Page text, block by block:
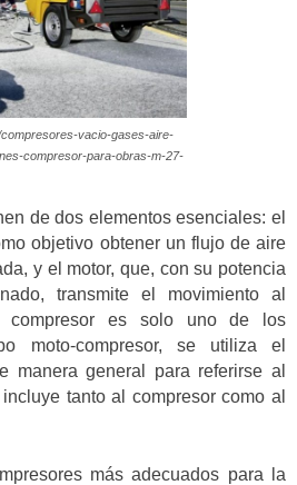
vacio-gases-aire-
compresor-para-obras-m-27-
de dos elementos esenciales: el
objetivo obtener un flujo de aire
y el motor, que, con su potencia
transmite el movimiento al
compresor es solo uno de los
moto-compresor, se utiliza el
manera general para referirse al
tanto al compresor como al
más adecuados para la